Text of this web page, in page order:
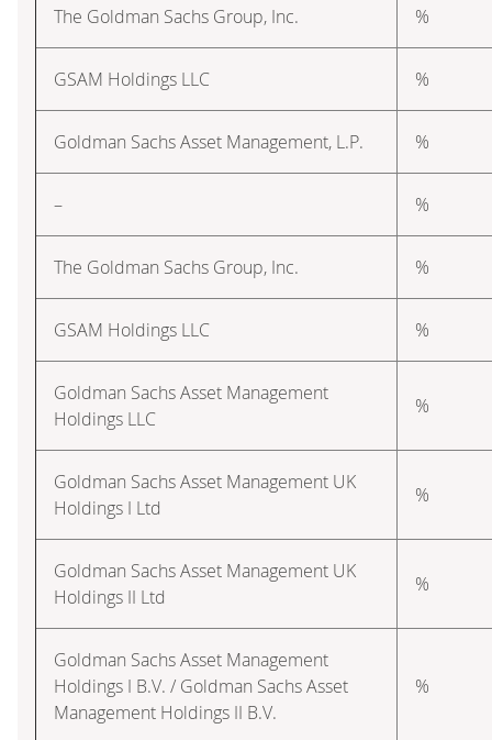
The Goldman Sachs Group, Inc. %
GSAM Holdings LLC %
Goldman Sachs Asset Management, L.P. %
– %
The Goldman Sachs Group, Inc. %
GSAM Holdings LLC %
Goldman Sachs Asset Management
Holdings LLC
%
Goldman Sachs Asset Management UK
Holdings I Ltd
%
Goldman Sachs Asset Management UK
Holdings II Ltd
%
Goldman Sachs Asset Management
Holdings I B.V. / Goldman Sachs Asset
Management Holdings II B.V.
%